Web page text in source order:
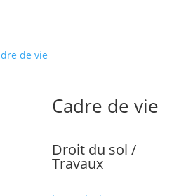
de vie
Cadre de vie
Droit du sol /
Travaux